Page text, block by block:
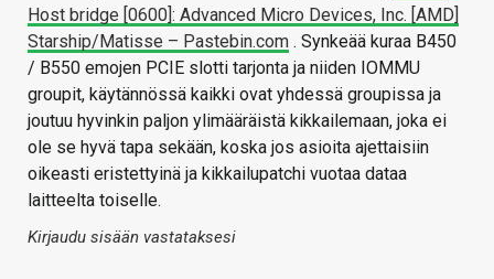
Host bridge [0600]: Advanced Micro Devices, Inc. [AMD]
Starship/Matisse – Pastebin.com . Synkeää kuraa B450
/ B550 emojen PCIE slotti tarjonta ja niiden IOMMU
groupit, käytännössä kaikki ovat yhdessä groupissa ja
joutuu hyvinkin paljon ylimääräistä kikkailemaan, joka ei
ole se hyvä tapa sekään, koska jos asioita ajettaisiin
oikeasti eristettyinä ja kikkailupatchi vuotaa dataa
laitteelta toiselle.
Kirjaudu sisään vastataksesi